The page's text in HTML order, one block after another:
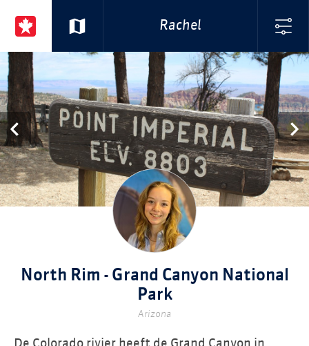
Rachel
North Rim - Grand Canyon National
Park
Arizona